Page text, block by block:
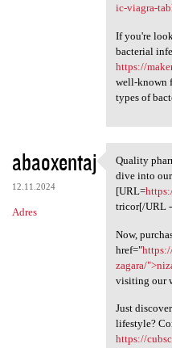
ic-viagra-
If you're
bacterial
https://
well-known
types of
abaoxentaj
12.11.2024
Adres
Quality
Quality
dive into
[URL=
tricor[/URL -
Now,
href="
zagara/
visiting our
Just
lifestyle?
https://